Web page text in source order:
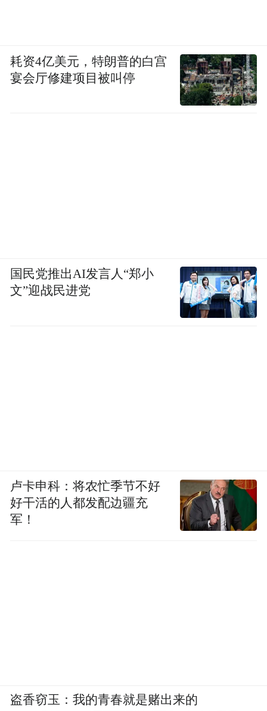
耗资4亿美元，特朗普的白宫
宴会厅修建项目被叫停
国民党推出AI发言人“郑小
文”迎战民进党
卢卡申科：将农忙季节不好
好干活的人都发配边疆充
军！
盗香窃玉：我的青春就是赌出来的